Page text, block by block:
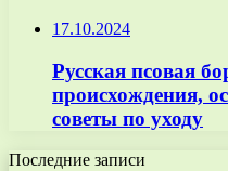
17.10.2024
Русская псовая
происхождения,
советы по уходу
Последние записи